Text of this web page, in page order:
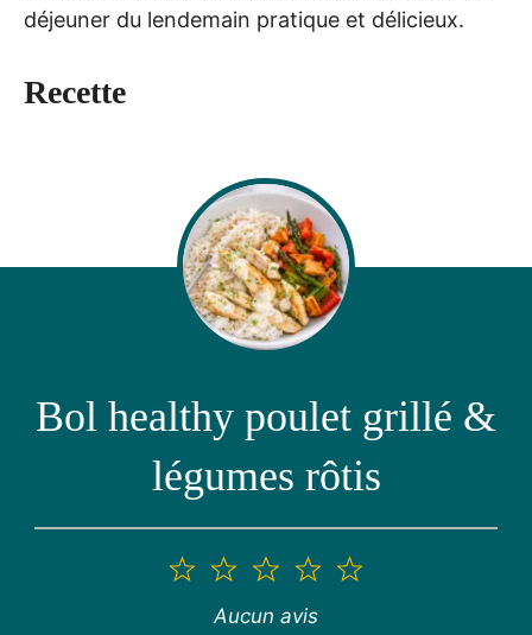
déjeuner du lendemain pratique et délicieux.
Recette
Bol healthy poulet grillé &
légumes rôtis
5
4
3
étoiles
2
étoiles
1
étoile
Aucun avis